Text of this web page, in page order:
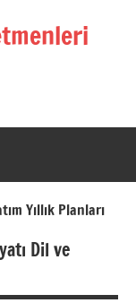
Yıllık Planları
Dil ve